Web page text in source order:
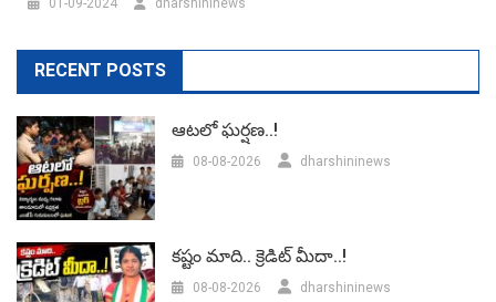
RECENT POSTS
ఆటలో ఘర్షణ..!
08-08-2026 dharshininews
కష్టం మాది.. క్రెడిట్ మీదా..!
08-08-2026 dharshininews